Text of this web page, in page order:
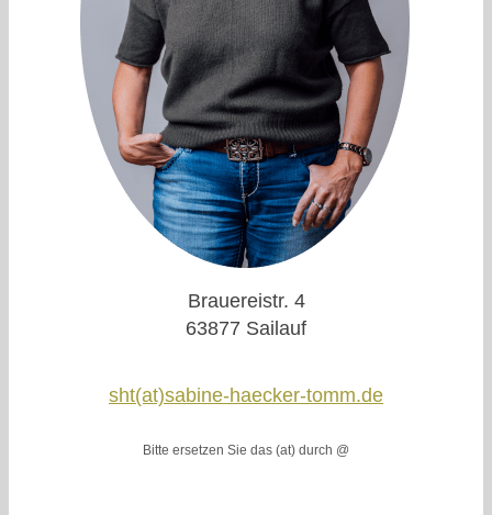
Brauereistr. 4
63877 Sailauf
sht(at)sabine-haecker-tomm.de
Bitte ersetzen Sie das (at) durch @